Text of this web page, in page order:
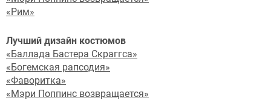
«Рим»
Лучший дизайн костюмов
«Баллада Бастера Скраггса»
«Богемская рапсодия»
«Фаворитка»
«Мэри Поппинс возвращается»